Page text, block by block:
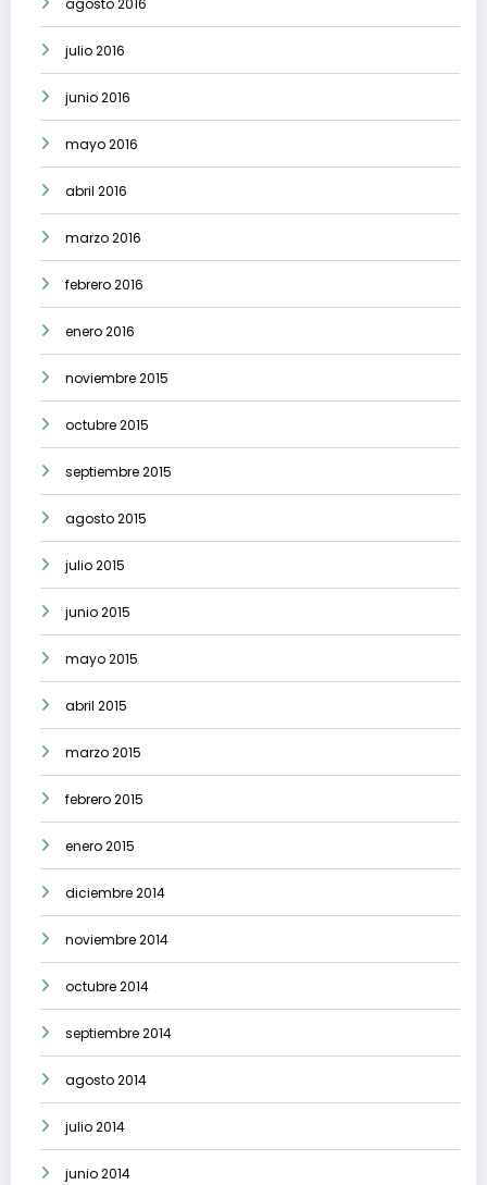
agosto 2016
julio 2016
junio 2016
mayo 2016
abril 2016
marzo 2016
febrero 2016
enero 2016
noviembre 2015
octubre 2015
septiembre 2015
agosto 2015
julio 2015
junio 2015
mayo 2015
abril 2015
marzo 2015
febrero 2015
enero 2015
diciembre 2014
noviembre 2014
octubre 2014
septiembre 2014
agosto 2014
julio 2014
junio 2014